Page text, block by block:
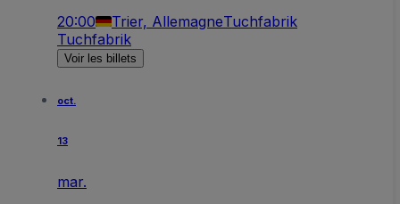
20:00 Trier, AllemagneTuchfabrik
Tuchfabrik
Voir les billets
oct.
13
mar.